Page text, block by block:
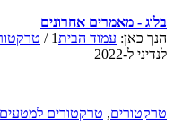
בלוג - מאמרים אחרונים
הנך כאן: עמוד הבית1
/
לנדיני ל-2022
טרקטורים, טרקטורים למטעים